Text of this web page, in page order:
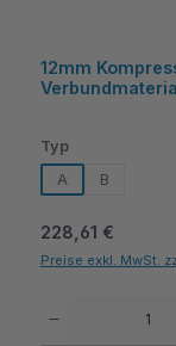
12mm
Typauswählen
A
B
Regulärer Preis:
228,61 €
Preise exkl. MwSt.